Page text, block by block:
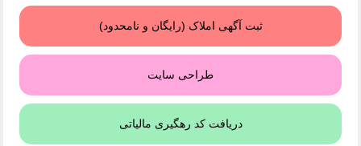
ثبت آگهی املاک (رایگان و نامحدود)
طراحی سایت
دریافت کد رهگیری مالیاتی